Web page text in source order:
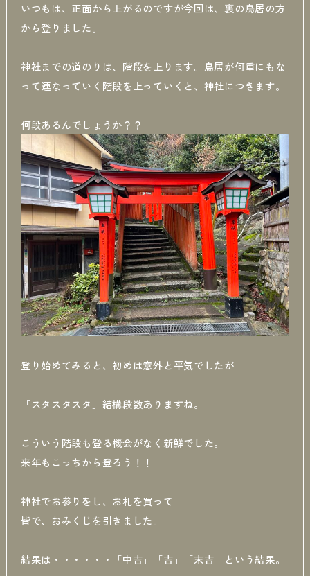
いつもは、正面から上がるのですが今回は、裏の鳥居の方
から登りました。
神社までの道のりは、階段を上ります。鳥居が何重にもな
って連なっていく階段を上っていくと、神社につきます。
何段あるんでしょうか？？
登り始めてみると、初めは意外と平気でしたが
「スタスタスタ」結構段数ありますね。
こういう階段も登る機会がなく新鮮でした。
来年もこっちから登ろう！！
神社でお参りをし、お札を買って
皆で、おみくじを引きました。
結果は・・・・・・「中吉」「吉」「末吉」という結果。